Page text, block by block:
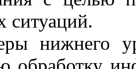
ситуаций.
нижнего